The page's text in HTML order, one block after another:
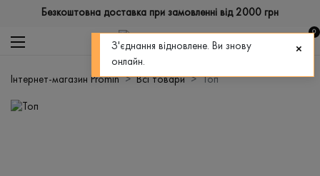
Безкоштовна доставка при замовленні від 2000 грн
0
Інтернет-магазин Promin Всі товари Топ
З'єднання відновлене. Ви знову
онлайн.